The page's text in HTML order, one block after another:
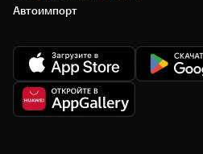
Автоимпорт